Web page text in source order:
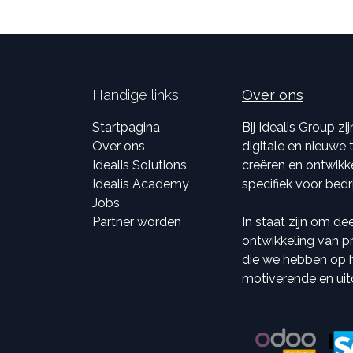
Handige links
Startpagina
Over ons
Idealis Solutions
Idealis Academy
Jobs
Partner worden
Over ons
Bij Idealis Group
digitale en nieuwe
creëren en
specifiek voor
In staat zijn om
ontwikkeling van
die we hebben op
motiverende en